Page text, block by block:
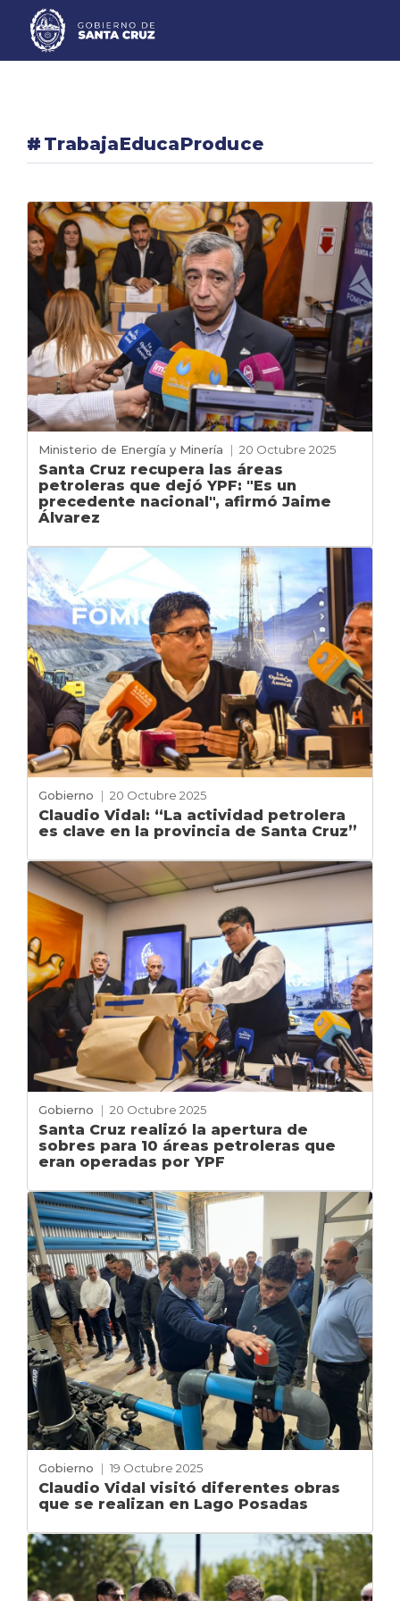
# TrabajaEducaProduce
Ministerio de Energía y Minería | 20 Octubre 2025
Santa Cruz recupera las áreas
petroleras que dejó YPF: "Es un
precedente nacional", afirmó Jaime
Álvarez
Gobierno | 20 Octubre 2025
Claudio Vidal: “La actividad petrolera
es clave en la provincia de Santa Cruz”
Gobierno | 20 Octubre 2025
Santa Cruz realizó la apertura de
sobres para 10 áreas petroleras que
eran operadas por YPF
Gobierno | 19 Octubre 2025
Claudio Vidal visitó diferentes obras
que se realizan en Lago Posadas